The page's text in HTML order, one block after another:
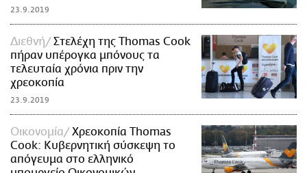
23.9.2019
Διεθνή
Στελέχη της Thomas Cook
πήραν υπέρογκα μπόνους τα
τελευταία χρόνια πριν την
χρεοκοπία
23.9.2019
Οικονομία
Χρεοκοπία Thomas
Cook: Κυβερνητική σύσκεψη το
απόγευμα στο ελληνικό